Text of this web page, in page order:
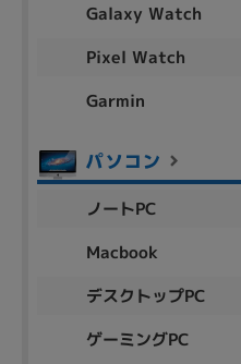
Galaxy Watch
Pixel Watch
Garmin
ノートPC
Macbook
デスクトップPC
ゲーミングPC
容量
~
円 ～